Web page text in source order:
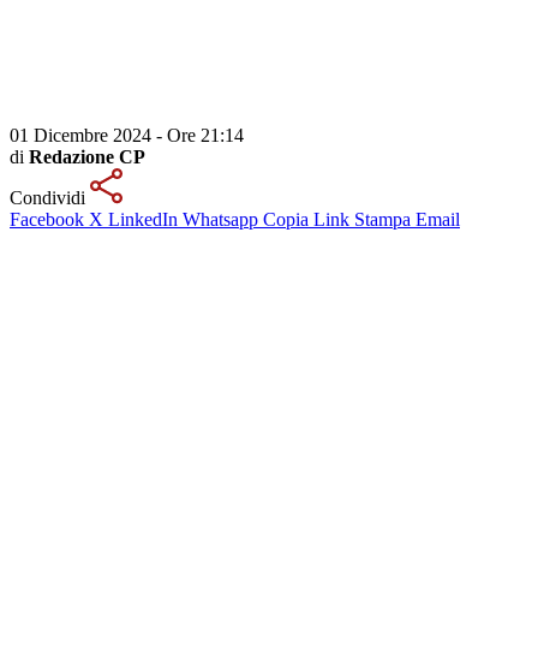
01 Dicembre 2024 - Ore 21:14
di Redazione CP
Condividi
Facebook X LinkedIn Whatsapp Copia Link Stampa Email